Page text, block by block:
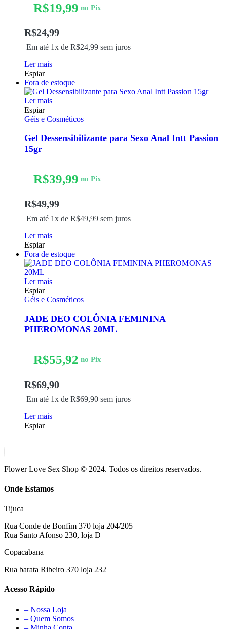
R$24,99
Em até 1x de R$24,99 sem juros
R$19,99 no Pix
Ler mais
Espiar
Fora de estoque
Ler mais
Espiar
Géis e Cosméticos
Gel Dessensibilizante para Sexo Anal Intt Passion
15gr
R$49,99
Em até 1x de R$49,99 sem juros
R$39,99 no Pix
Ler mais
Espiar
Fora de estoque
Ler mais
Espiar
Géis e Cosméticos
JADE DEO COLÔNIA FEMININA
PHEROMONAS 20ML
R$69,90
Em até 1x de R$69,90 sem juros
R$55,92 no Pix
Ler mais
Espiar
Flower Love Sex Shop © 2024. Todos os direitos reservados.
Onde Estamos
Tijuca
Rua Conde de Bonfim 370 loja 204/205
Rua Santo Afonso 230, loja D
Copacabana
Rua barata Ribeiro 370 loja 232
Acesso Rápido
– Nossa Loja
– Quem Somos